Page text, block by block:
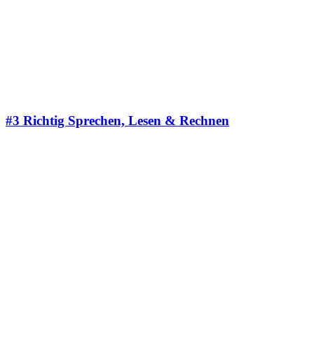
#3 Richtig Sprechen, Lesen & Rechnen